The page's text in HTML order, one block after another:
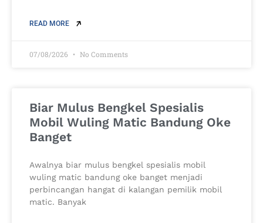
READ MORE
07/08/2026 No Comments
Biar Mulus Bengkel Spesialis
Mobil Wuling Matic Bandung Oke
Banget
Awalnya biar mulus bengkel spesialis mobil
wuling matic bandung oke banget menjadi
perbincangan hangat di kalangan pemilik mobil
matic. Banyak